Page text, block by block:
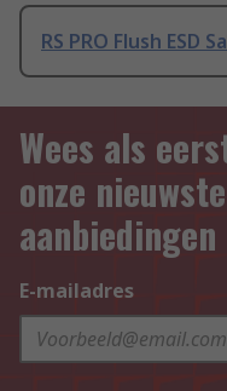
RS PRO Flush ESD
Wees als
onze
aanbiedingen
E-mailadres